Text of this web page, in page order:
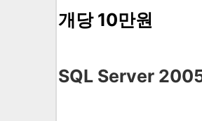
개당 10만원
SQL Server